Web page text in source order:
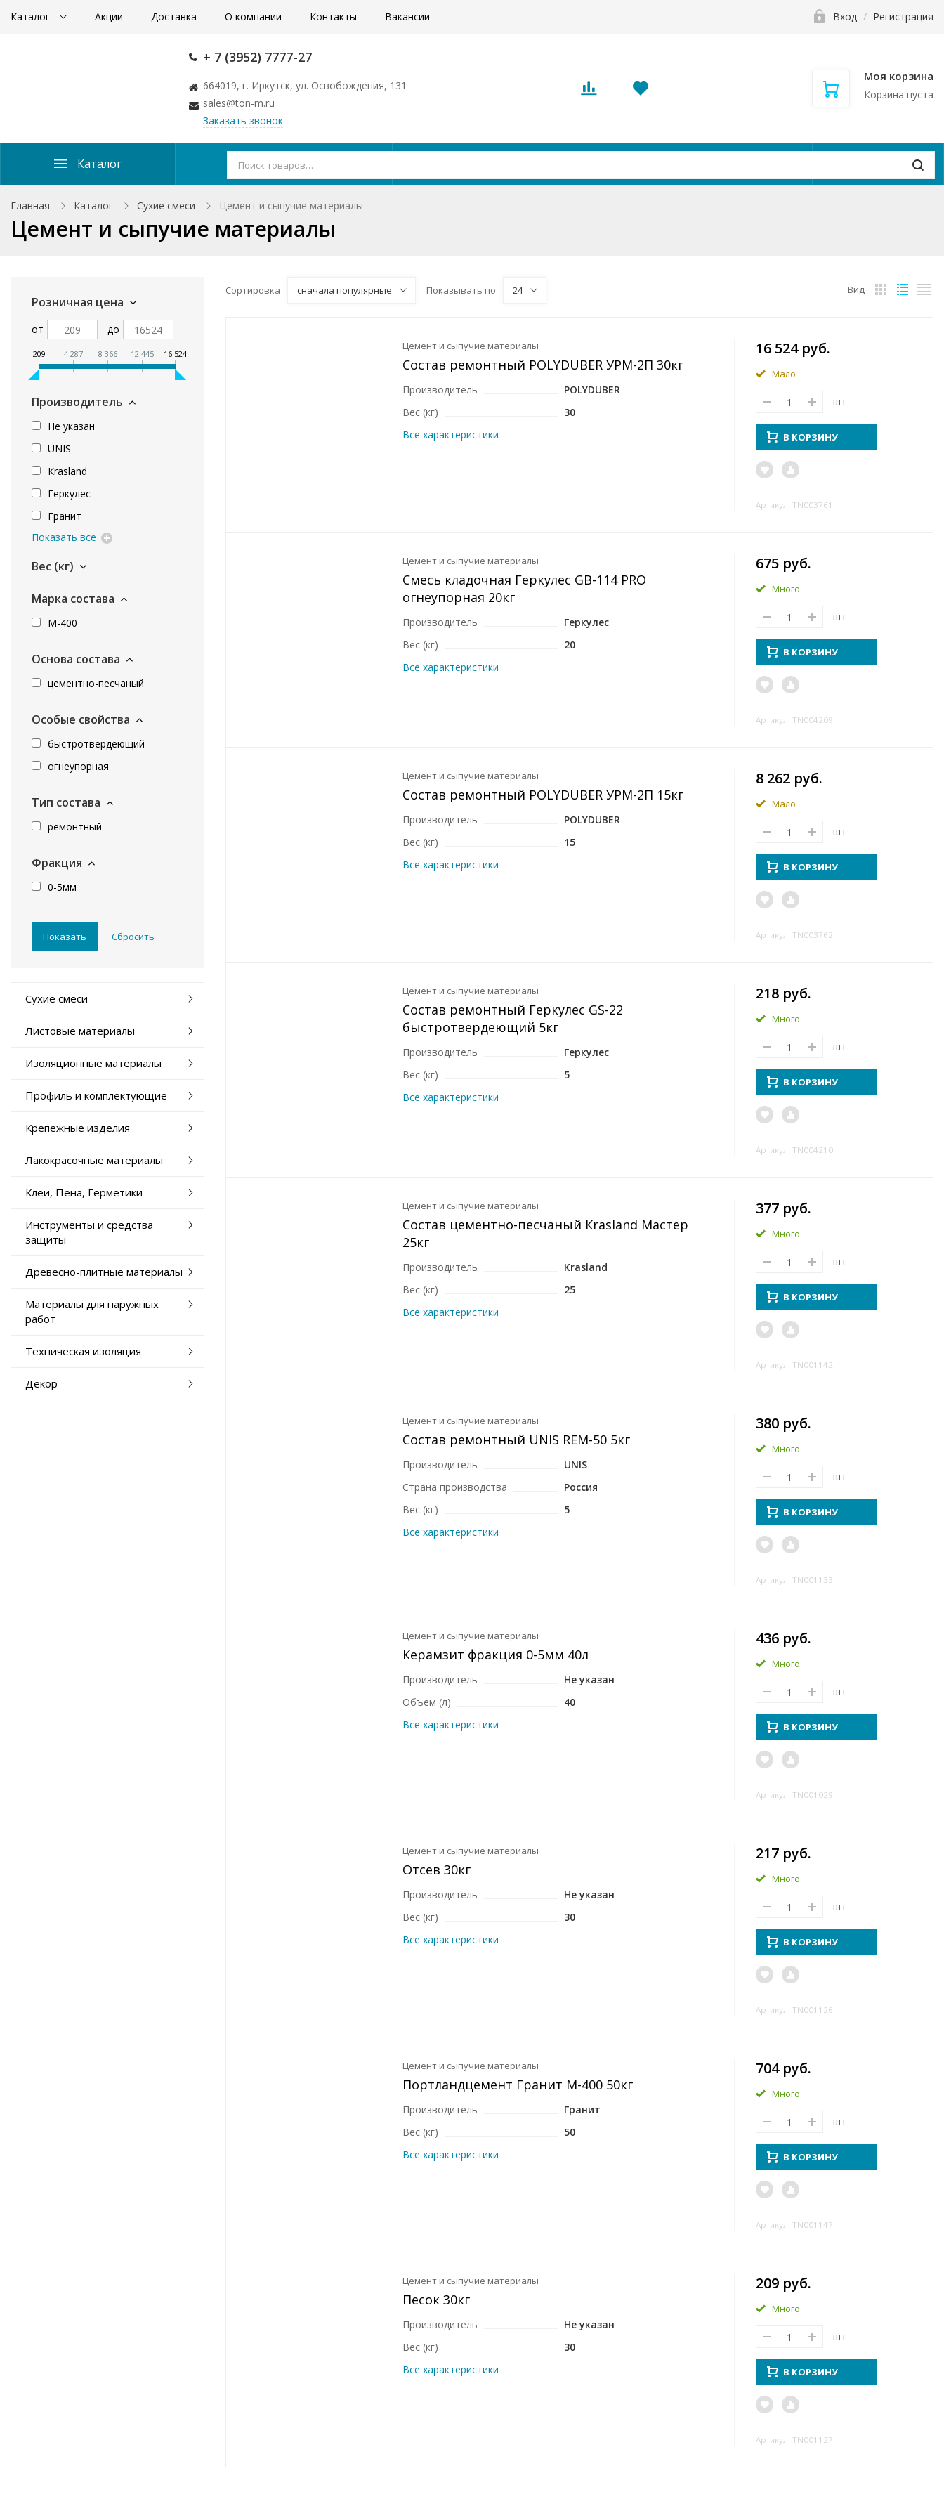
Каталог Акции Доставка О компании Контакты Вакансии Вход / Регистрация
+ 7 (3952) 7777-27
664019, г. Иркутск, ул. Освобождения, 131
sales@ton-m.ru
Заказать звонок
Моя корзина
Корзина пуста
Каталог
Главная Каталог Сухие смеси Цемент и сыпучие материалы
Цемент и сыпучие материалы
Розничная цена
от до
209 4 287 8 366 12 445 16 524
Производитель
Не указан
UNIS
Кrasland
Геркулес
Гранит
Показать все
Вес (кг)
Марка состава
М-400
Основа состава
цементно-песчаный
Особые свойства
быстротвердеющий
огнеупорная
Тип состава
ремонтный
Фракция
0-5мм
Сухие смеси
Листовые материалы
Изоляционные материалы
Профиль и комплектующие
Крепежные изделия
Лакокрасочные материалы
Клеи, Пена, Герметики
Инструменты и средства
защиты
Древесно-плитные материалы
Материалы для наружных
работ
Техническая изоляция
Декор
Сортировка сначала популярные Показывать по 24 Вид
Цемент и сыпучие материалы
Состав ремонтный POLYDUBER УРМ-2П 30кг
Производитель
POLYDUBER
Вес (кг)
30
Все характеристики
16 524 руб.
Мало
шт
В КОРЗИНУ
Артикул: TN003761
Цемент и сыпучие материалы
Смесь кладочная Геркулес GB-114 PRO
огнеупорная 20кг
Производитель
Геркулес
Вес (кг)
20
Все характеристики
675 руб.
Много
шт
В КОРЗИНУ
Артикул: TN004209
Цемент и сыпучие материалы
Состав ремонтный POLYDUBER УРМ-2П 15кг
Производитель
POLYDUBER
Вес (кг)
15
Все характеристики
8 262 руб.
Мало
шт
В КОРЗИНУ
Артикул: TN003762
Цемент и сыпучие материалы
Состав ремонтный Геркулес GS-22
быстротвердеющий 5кг
Производитель
Геркулес
Вес (кг)
5
Все характеристики
218 руб.
Много
шт
В КОРЗИНУ
Артикул: TN004210
Цемент и сыпучие материалы
Состав цементно-песчаный Кrasland Мастер
25кг
Производитель
Кrasland
Вес (кг)
25
Все характеристики
377 руб.
Много
шт
В КОРЗИНУ
Артикул: TN001142
Цемент и сыпучие материалы
Состав ремонтный UNIS REM-50 5кг
Производитель
UNIS
Страна производства
Россия
Вес (кг)
5
Все характеристики
380 руб.
Много
шт
В КОРЗИНУ
Артикул: TN001133
Цемент и сыпучие материалы
Керамзит фракция 0-5мм 40л
Производитель
Не указан
Объем (л)
40
Все характеристики
436 руб.
Много
шт
В КОРЗИНУ
Артикул: TN001029
Цемент и сыпучие материалы
Отсев 30кг
Производитель
Не указан
Вес (кг)
30
Все характеристики
217 руб.
Много
шт
В КОРЗИНУ
Артикул: TN001126
Цемент и сыпучие материалы
Портландцемент Гранит М-400 50кг
Производитель
Гранит
Вес (кг)
50
Все характеристики
704 руб.
Много
шт
В КОРЗИНУ
Артикул: TN001147
Цемент и сыпучие материалы
Песок 30кг
Производитель
Не указан
Вес (кг)
30
Все характеристики
209 руб.
Много
шт
В КОРЗИНУ
Артикул: TN001127